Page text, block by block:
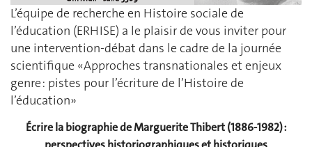
L’équipe de recherche en Histoire sociale de
l’éducation (ERHISE) a le plaisir de vous inviter pour
une intervention-débat dans le cadre de la journée
scientifique «Approches transnationales et enjeux
genre : pistes pour l’écriture de l’Histoire de
l’éducation»
Écrire la biographie de Marguerite Thibert (1886-1982) :